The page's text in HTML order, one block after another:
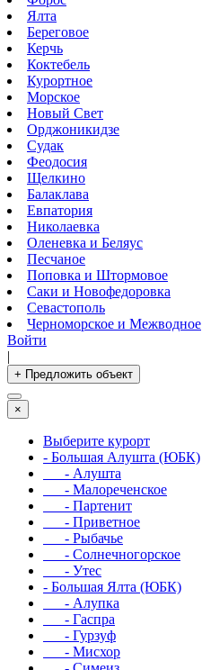
Ялта
Береговое
Керчь
Коктебель
Курортное
Морское
Новый Свет
Орджоникидзе
Судак
Феодосия
Щелкино
Балаклава
Евпатория
Николаевка
Оленевка и Беляус
Песчаное
Поповка и Штормовое
Саки и Новофедоровка
Севастополь
Черноморское и Межводное
Войти
|
+ Предложить объект
×
Выберите курорт
- Большая Алушта (ЮБК)
- Алушта
- Малореченское
- Партенит
- Приветное
- Рыбачье
- Солнечногорское
- Утес
- Большая Ялта (ЮБК)
- Алупка
- Гаспра
- Гурзуф
- Мисхор